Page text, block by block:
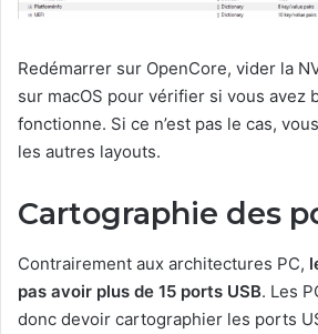
Redémarrer sur OpenCore, vider la
sur macOS pour vérifier si vous avez
fonctionne. Si ce n’est pas le cas,
les autres layouts.
Cartographie des
Contrairement aux architectures PC,
pas avoir plus de 15 ports USB. Les
donc devoir cartographier les ports